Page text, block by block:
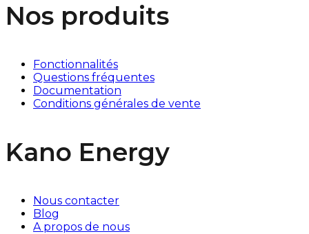
Nos produits
Fonctionnalités
Questions fréquentes
Documentation
Conditions générales de vente
Kano Energy
Nous contacter
Blog
A propos de nous